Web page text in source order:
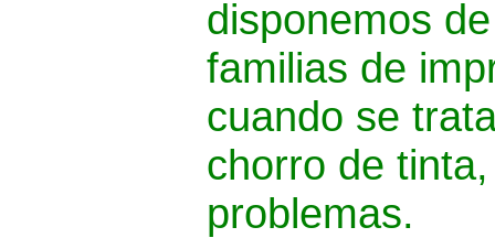
disponemos
familias de
cuando se
chorro de
problemas.